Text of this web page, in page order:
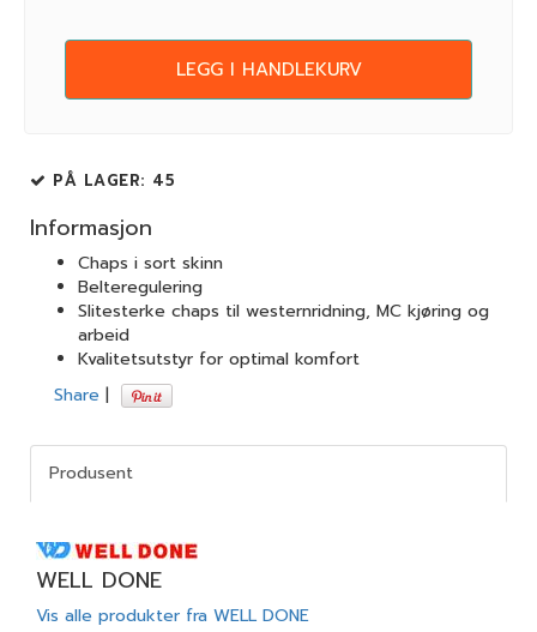
LEGG I HANDLEKURV
PÅ LAGER: 45
Informasjon
Chaps i sort skinn
Belteregulering
Slitesterke chaps til westernridning, MC kjøring og
arbeid
Kvalitetsutstyr for optimal komfort
Share |
Produsent
WELL DONE
Vis alle produkter fra WELL DONE